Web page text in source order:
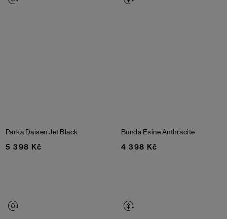
Parka DaisenJet Black
5 398 Kč
Bunda EsineAnthracite
4 398 Kč